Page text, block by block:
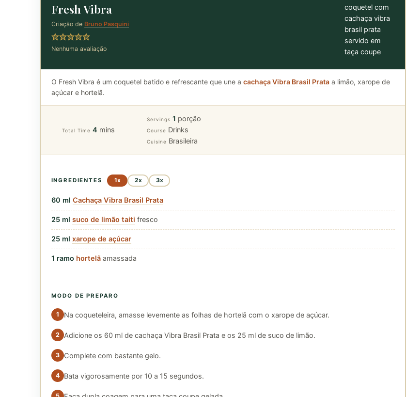
Fresh Vibra
Criação de Bruno Pasquini
Nenhuma avaliação
O Fresh Vibra é um coquetel batido e refrescante que une a cachaça Vibra Brasil Prataa limão, xarope de
açúcar e hortelã.
Total Time 4minutes
mins
Servings 1 porção
Course Drinks
Cuisine Brasileira
INGREDIENTES 1x 2x 3x
60 ml Cachaça Vibra Brasil Prata
25 ml suco de limão taiti fresco
25 ml xarope de açúcar
1 ramo hortelã amassada
MODO DE PREPARO
Na coqueteleira, amasse levemente as folhas de hortelã com o xarope de açúcar.
Adicione os 60 ml de cachaça Vibra Brasil Prata e os 25 ml de suco de limão.
Complete com bastante gelo.
Bata vigorosamente por 10 a 15 segundos.